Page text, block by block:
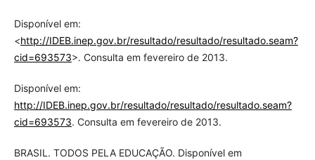
Disponível em:
<http://IDEB.inep.gov.br/resultado/resultado/resultado.seam?
cid=693573>. Consulta em fevereiro de 2013.
Disponível em:
http://IDEB.inep.gov.br/resultado/resultado/resultado.seam?
cid=693573. Consulta em fevereiro de 2013.
BRASIL. TODOS PELA EDUCAÇÃO. Disponível em